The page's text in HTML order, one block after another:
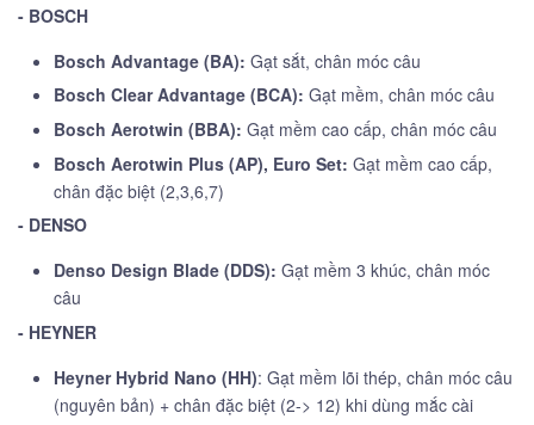
- BOSCH
Bosch Advantage (BA): Gạt sắt, chân móc câu
Bosch Clear Advantage (BCA): Gạt mềm, chân móc câu
Bosch Aerotwin (BBA): Gạt mềm cao cấp, chân móc câu
Bosch Aerotwin Plus (AP), Euro Set: Gạt mềm cao cấp,
chân đặc biệt (2,3,6,7)
- DENSO
Denso Design Blade (DDS): Gạt mềm 3 khúc, chân móc
câu
- HEYNER
Heyner Hybrid Nano (HH): Gạt mềm lõi thép, chân móc câu
(nguyên bản) + chân đặc biệt (2-> 12) khi dùng mắc cài